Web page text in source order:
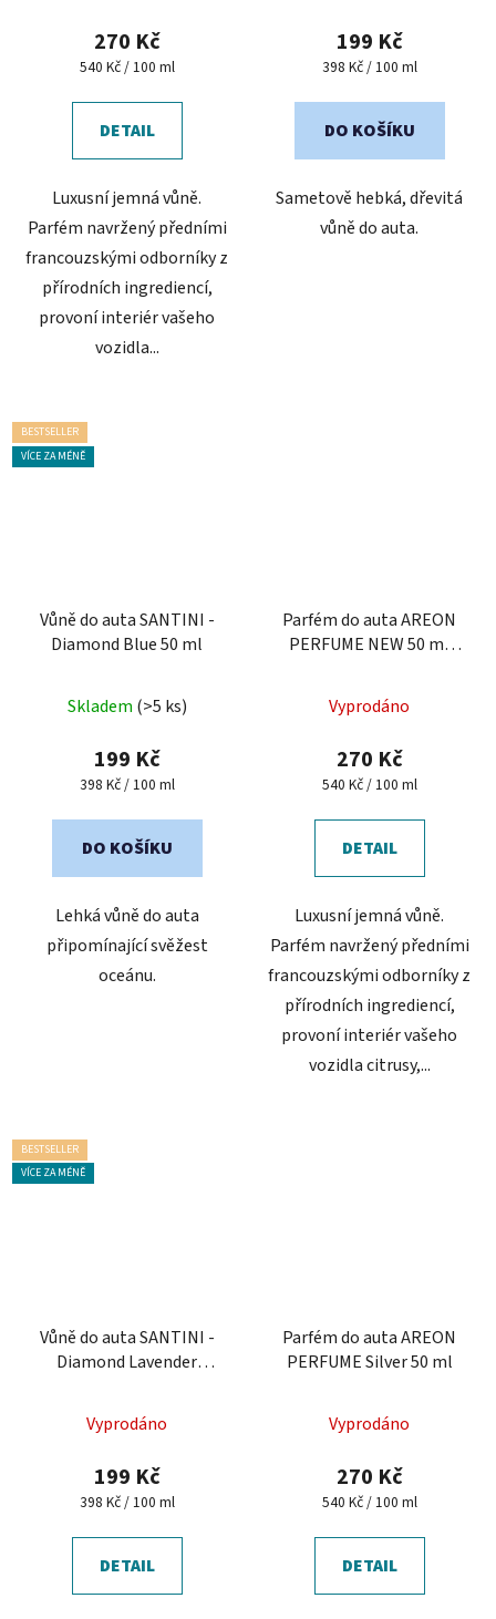
270 Kč
Měrná
540 Kč / 100 ml
DETAIL
Luxusní jemná vůně.
Parfém navržený předními
francouzskými odborníky z
přírodních ingrediencí,
provoní interiér vašeho
vozidla...
produktu
je
z
199 Kč
Měrná
398 Kč / 100 ml
DO KOŠÍKU
Sametově hebká, dřevitá
vůně do auta.
BESTSELLER
VÍCE ZA MÉNĚ
Vůně do auta SANTINI -
Diamond Blue 50 ml
hodnocení
produktu
je
z
Skladem (>5 ks)
199 Kč
Měrná
398 Kč / 100 ml
DO KOŠÍKU
Lehká vůně do auta
připomínající svěžest
oceánu.
Parfém do auta AREON
PERFUME NEW 50 ml
hodnocení
produktu
je
z
Vyprodáno
270 Kč
Měrná
540 Kč / 100 ml
DETAIL
Luxusní jemná vůně.
Parfém navržený předními
francouzskými odborníky z
přírodních ingrediencí,
provoní interiér vašeho
vozidla citrusy,...
BESTSELLER
VÍCE ZA MÉNĚ
Vůně do auta SANTINI -
Diamond Lavender
hodnocení
produktu
je
z
Vyprodáno
199 Kč
Měrná
398 Kč / 100 ml
DETAIL
Parfém do auta AREON
PERFUME Silver 50 ml
Vyprodáno
270 Kč
Měrná
540 Kč / 100 ml
DETAIL